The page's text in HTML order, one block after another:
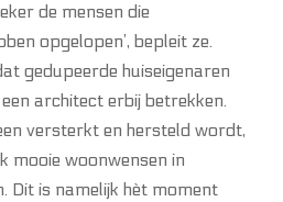
de mensen die
opgelopen’, bepleit ze.
gedupeerde huiseigenaren
architect erbij betrekken.
versterkt en hersteld wordt,
mooie woonwensen in
Dit is namelijk hèt moment